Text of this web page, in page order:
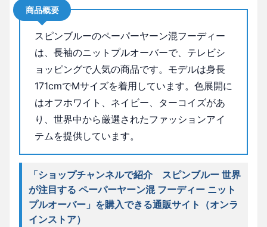
商品概要
スピンブルーのペーパーヤーン混フーディー
は、長袖のニットプルオーバーで、テレビシ
ョッピングで人気の商品です。モデルは身長
171cmでMサイズを着用しています。色展開に
はオフホワイト、ネイビー、ターコイズがあ
り、世界中から厳選されたファッションアイ
テムを提供しています。
「ショップチャンネルで紹介 スピンブルー 世界
が注目する ペーパーヤーン混 フーディー ニット
プルオーバー」を購入できる通販サイト（オンラ
インストア）